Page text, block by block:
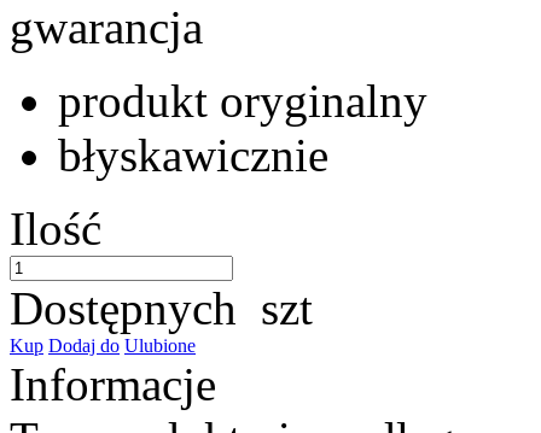
gwarancja
produkt oryginalny
błyskawicznie
Ilość
Dostępnych szt
Kup Dodaj do Ulubione
Informacje